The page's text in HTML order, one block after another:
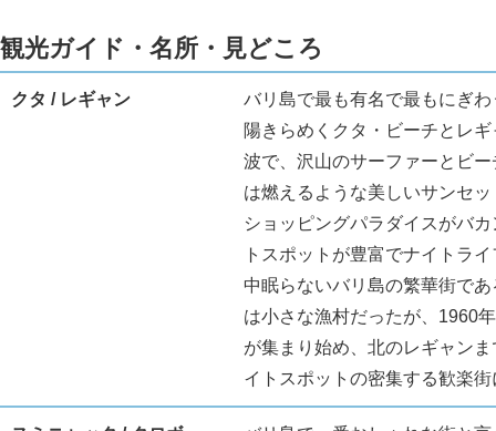
観光ガイド・名所・見どころ
クタ / レギャン
バリ島で最も有名で最もにぎ
陽きらめくクタ・ビーチとレ
波で、沢山のサーファーとビ
は燃えるような美しいサンセ
ショッピングパラダイスがバ
トスポットが豊富でナイトラ
中眠らないバリ島の繁華街で
は小さな漁村だったが、1960
が集まり始め、北のレギャン
イトスポットの密集する歓楽